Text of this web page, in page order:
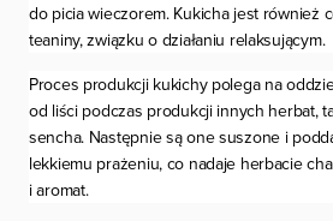
do picia wieczorem. Kukicha jest również
teaniny, związku o działaniu relaksującym.
Proces produkcji kukichy polega na
od liści podczas produkcji innych herbat,
sencha. Następnie są one suszone i
lekkiemu prażeniu, co nadaje herbacie
i aromat.